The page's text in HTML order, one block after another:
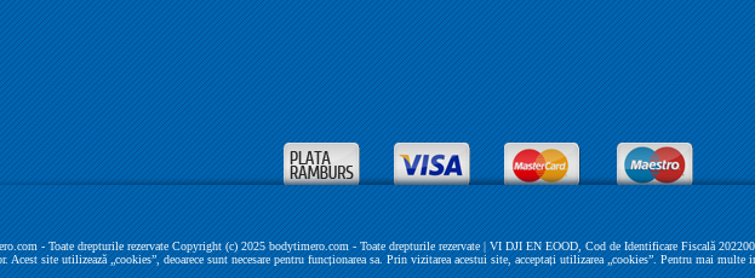
- Toate drepturile rezervate Copyright (c) 2025 bodytimero.com - Toate drepturile rezervate | VI DJI EN EOOD, Cod de Identificare Fiscală
Acest site utilizează „cookies”, deoarece sunt necesare pentru funcționarea sa. Prin vizitarea acestui site, acceptați utilizarea „cookies”. Pentru mai